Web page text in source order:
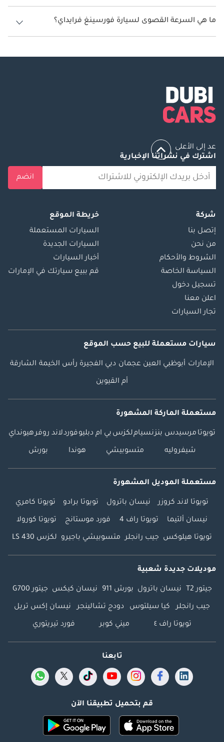
تنتج فورسينغ فرايداي قوة 201 حصان.
ما هي السرعة القصوى لسيارة فورسينغ فرايداي؟
السرعة القصوى لسيارة فورسينغ فرايداي هي 200 كم/الساعة.
عد إلى الأعلى
اشترك في نشراتنا الإخبارية
انضم
شركة
إتصل بنا
من نحن
الشروط والأحكام
السياسة الخاصة
تسجيل دخول
اعلن معنا
تجار السيارات
خريطة الموقع
السيارات المستعملة
السيارات الجديدة
أخبار السيارات
قم ببيع سيارتك في الإمارات
سيارات مستعملة للبيع حسب الموقع
الإمارات أبوظبي العين عجمان دبي الفجيرة رأس الخيمة الشارقة
أم القيوين
مستعملة الماركة المشهورة
تويوتا مرسيدس بنزنسياملكزس بي ام دبليوفوردلاند روفرهيونداي
شيفروليه متسوبيشي هوندا بورش
مستعملة الموديل المشهورة
تويوتا لاند كروزر نيسان باترول تويوتا برادو تويوتا كامري
نيسان ألتيما تويوتا راف 4 فورد موستانج تويوتا كورولا
تويوتا هيلوكس جيب رانجلر متسوبيشي باجيرو لكزس LS 430
موديلات جديدة شعبية
جيتور T2 نيسان باترول بورش 911 نيسان كيكس جيتور G700
جيب رانجلر كيا سيلتوس دودج تشالينجر نيسان إكس تريل
تويوتا راف ٤ ميني كوبر فورد تيريتوري
تابعنا
قم بتحميل تطبيقنا الآن